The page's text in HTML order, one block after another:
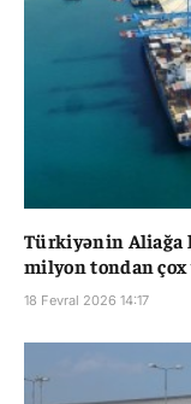
Türkiyənin Aliağa
milyon tondan çox
18 Fevral 2026 14:17